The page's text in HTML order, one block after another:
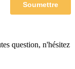
question, n'hésitez